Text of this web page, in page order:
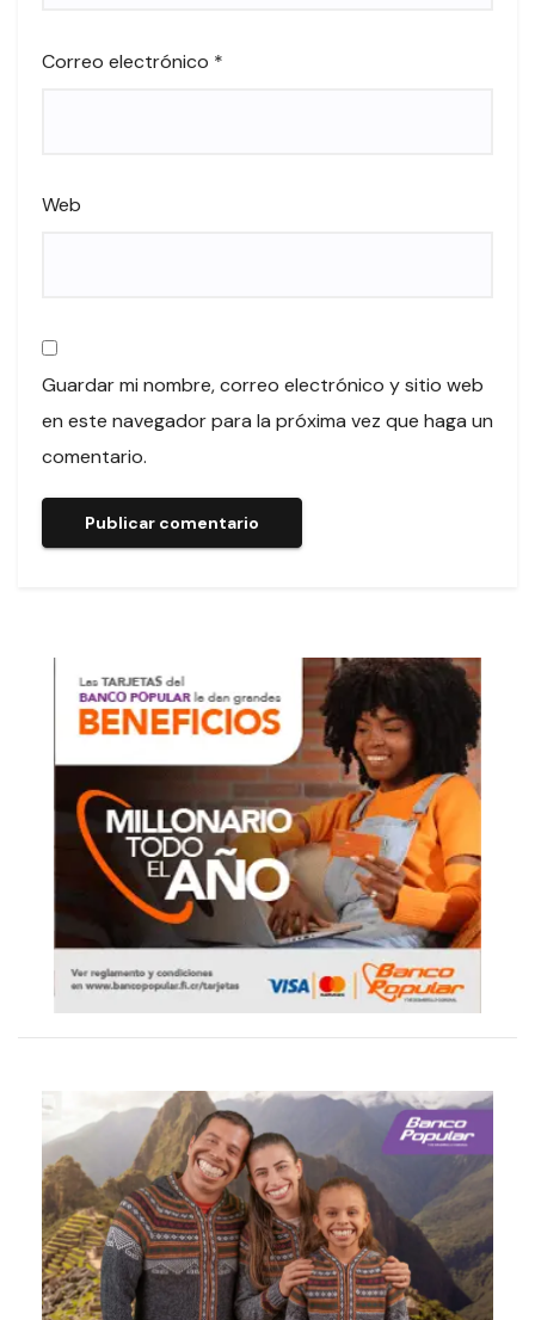
Correo electrónico *
Web
Guardar mi nombre, correo electrónico y sitio web
en este navegador para la próxima vez que haga un
comentario.